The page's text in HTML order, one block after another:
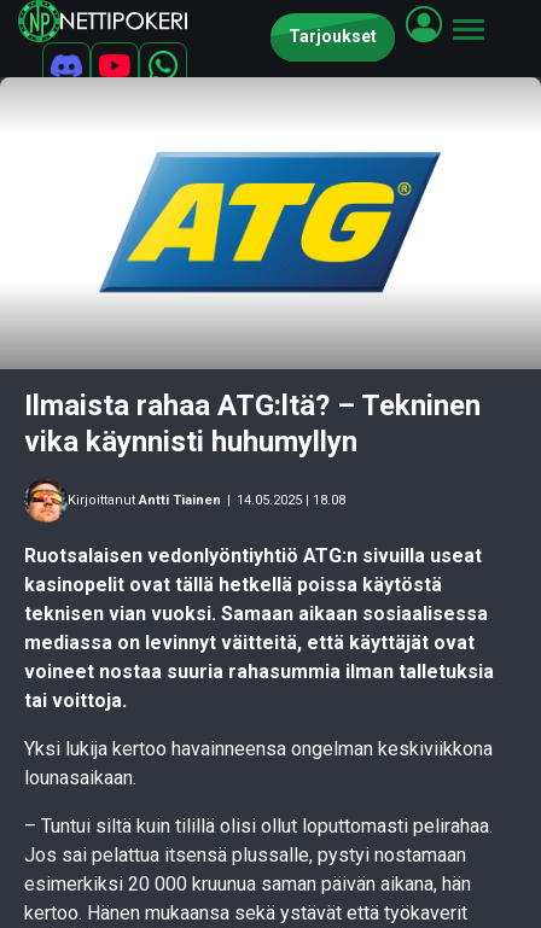
Tarjoukset
Ilmaista rahaa ATG:ltä? – Tekninen
vika käynnisti huhumyllyn
KirjoittanutAntti Tiainen | 14.05.2025 | 18.08
Ruotsalaisen vedonlyöntiyhtiö ATG:n sivuilla useat
kasinopelit ovat tällä hetkellä poissa käytöstä
teknisen vian vuoksi. Samaan aikaan sosiaalisessa
mediassa on levinnyt väitteitä, että käyttäjät ovat
voineet nostaa suuria rahasummia ilman talletuksia
tai voittoja.
Yksi lukija kertoo havainneensa ongelman keskiviikkona
lounasaikaan.
– Tuntui siltä kuin tilillä olisi ollut loputtomasti pelirahaa.
Jos sai pelattua itsensä plussalle, pystyi nostamaan
esimerkiksi 20 000 kruunua saman päivän aikana, hän
kertoo. Hänen mukaansa sekä ystävät että työkaverit